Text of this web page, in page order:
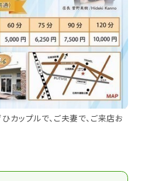
カップルで、ご夫妻で、ご来店お